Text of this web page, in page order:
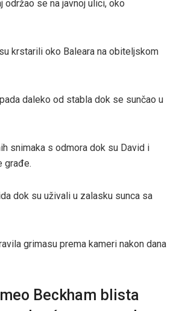
se na javnoj ulici, oko
krstarili oko Baleara na obiteljskom
daleko od stabla dok se sunčao u
snimaka s odmora dok su David i
građe.
dok su uživali u zalasku sunca sa
grimasu prema kameri nakon dana
Beckham blista